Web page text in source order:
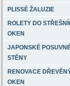
PLISSÉ ŽALUZIE
ROLETY DO
OKEN
JAPONSKÉ
STĚNY
RENOVACE
OKEN